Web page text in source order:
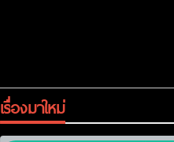
เรื่องมาใหม่